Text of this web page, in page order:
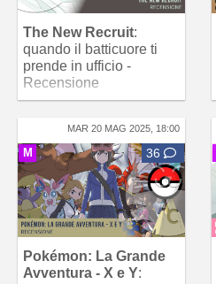
The New Recruit:
quando il batticuore ti
prende in ufficio -
Recensione
MAR 20 MAG 2025, 18:00
M 36
Pokémon: La Grande
Avventura - X e Y: